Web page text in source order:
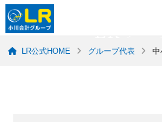
LR-ブ
LR公式HOME グループ代表 中